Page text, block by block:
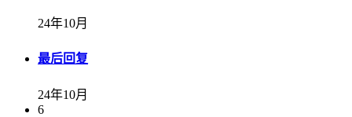
24年10月
最后回复
24年10月
6